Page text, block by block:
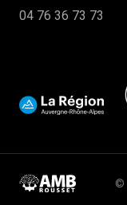
04 76 36 73 73
©